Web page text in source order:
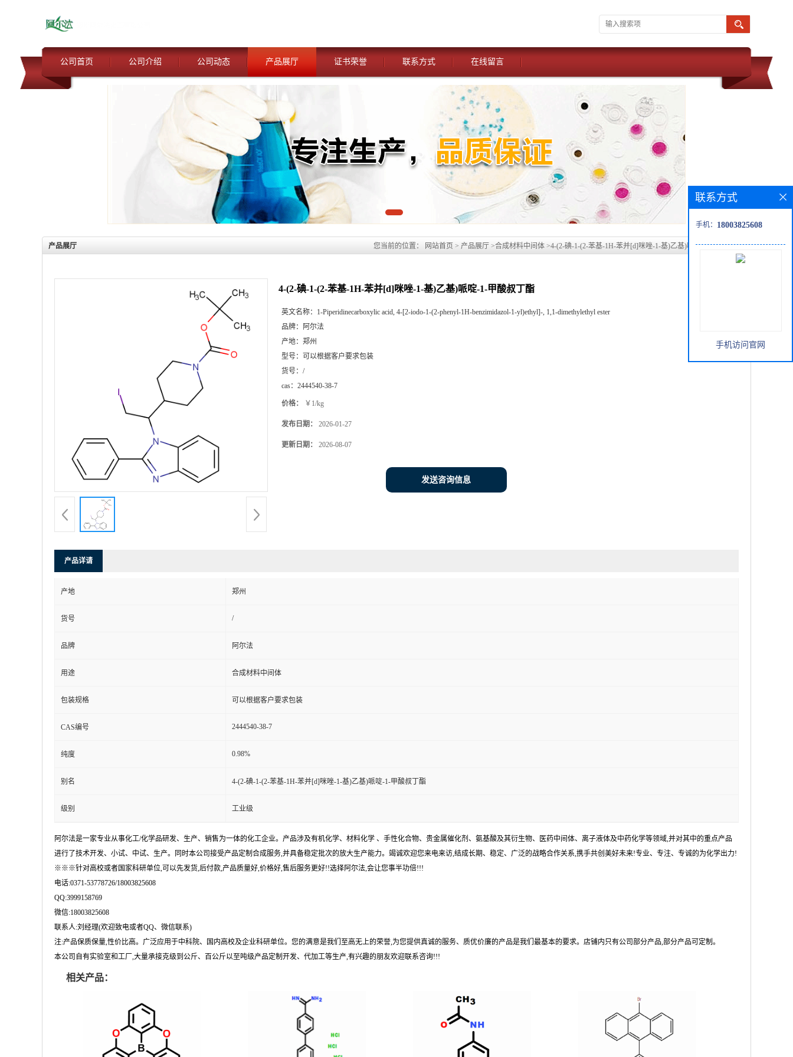
公司首页 公司介绍 公司动态 产品展厅 证书荣誉 联系方式 在线留言
产品展厅 您当前的位置： 网站首页 > 产品展厅 >合成材料中间体 >4-(2-碘-1-(2-苯基-1H-苯并[d]咪唑-1-基)乙基)哌啶-1-甲酸叔丁酯
4-(2-碘-1-(2-苯基-1H-苯并[d]咪唑-1-基)乙基)哌啶-1-甲酸叔丁酯
英文名称： 1-Piperidinecarboxylic acid, 4-[2-iodo-1-(2-phenyl-1H-benzimidazol-1-yl)ethyl]-, 1,1-dimethylethyl ester
品牌：
阿尔法
产地： 郑州
型号：
可以根据客户要求包装
货号： /
cas： 2444540-38-7
价格： ￥1/kg
发布日期： 2026-01-27
更新日期： 2026-08-07
发送咨询信息
产品详请
产地 郑州
货号 /
品牌 阿尔法
用途 合成材料中间体
包装规格 可以根据客户要求包装
CAS编号 2444540-38-7
纯度 0.98%
别名 4-(2-碘-1-(2-苯基-1H-苯并[d]咪唑-1-基)乙基)哌啶-1-甲酸叔丁酯
级别 工业级
阿尔法是一家专业从事化工/化学品研发、生产、销售为一体的化工企业。产品涉及有机化学、材料化学 、手性化合物、贵金属催化剂、氨基酸及其衍生物、医药中间体、离子液体及中药化学等领域,并对其中的重点产品
进行了技术开发、小试、中试、生产。同时本公司接受产品定制合成服务,并具备稳定批次的放大生产能力。竭诚欢迎您来电来访,结成长期、稳定、广泛的战略合作关系,携手共创美好未来!专业、专注、专诚的为化学出力!
※※※针对高校或者国家科研单位,可以先发货,后付款,产品质量好,价格好,售后服务更好!!选择阿尔法,会让您事半功倍!!!
电话:0371-53778726/18003825608
QQ:3999158769
微信:18003825608
联系人:刘经理(欢迎致电或者QQ、微信联系)
注:产品保质保量,性价比高。广泛应用于中科院、国内高校及企业科研单位。您的满意是我们至高无上的荣誉,为您提供真诚的服务、质优价廉的产品是我们最基本的要求。店铺内只有公司部分产品,部分产品可定制。
本公司自有实验室和工厂,大量承接克级到公斤、百公斤以至吨级产品定制开发、代加工等生产,有兴趣的朋友欢迎联系咨询!!!
相关产品：
联系方式
手机： 18003825608
手机访问官网